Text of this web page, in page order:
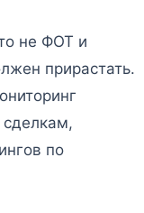
не ФОТ и
прирастать.
по